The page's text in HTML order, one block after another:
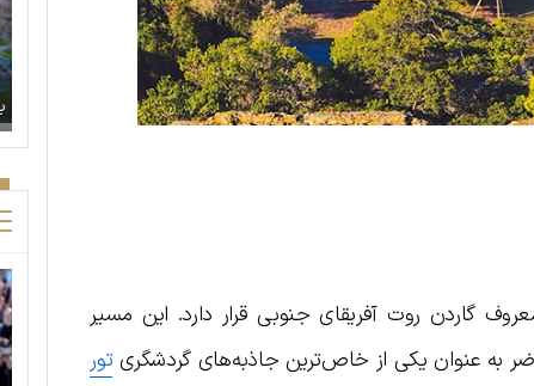
گاردن روت آفریقای جنوبی قرار دارد. این مسیر
به عنوان یکی از خاص‌ترین جاذبه‌های گردشگری تور